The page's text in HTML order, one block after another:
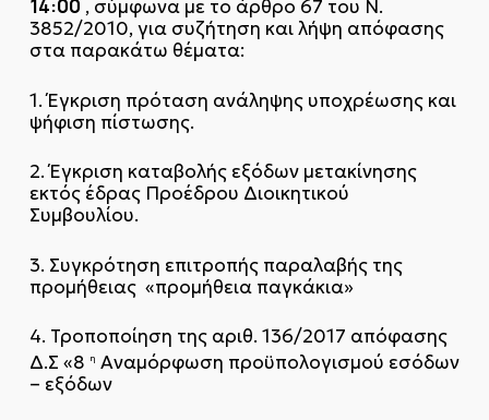
14:00 , σύμφωνα με το άρθρο 67 του Ν.
3852/2010, για συζήτηση και λήψη απόφασης
στα παρακάτω θέματα:
1. Έγκριση πρόταση ανάληψης υποχρέωσης και
ψήφιση πίστωσης.
2. Έγκριση καταβολής εξόδων μετακίνησης
εκτός έδρας Προέδρου Διοικητικού
Συμβουλίου.
3. Συγκρότηση επιτροπής παραλαβής της
προμήθειας «προμήθεια παγκάκια»
4. Τροποποίηση της αριθ. 136/2017 απόφασης
Δ.Σ «8 η Αναμόρφωση προϋπολογισμού εσόδων
– εξόδων